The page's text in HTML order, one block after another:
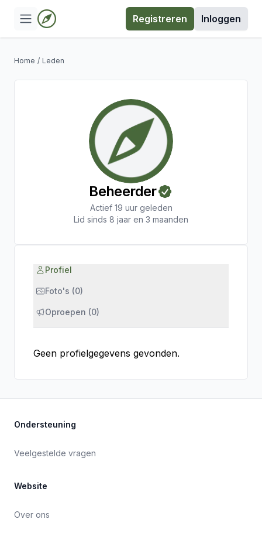
Registreren Inloggen
Home / Leden
Beheerder
Actief 19 uur geleden
Lid sinds 8 jaar en 3 maanden
Profiel
Foto's (0)
Oproepen (0)
Geen profielgegevens gevonden.
Ondersteuning
Veelgestelde vragen
Website
Over ons